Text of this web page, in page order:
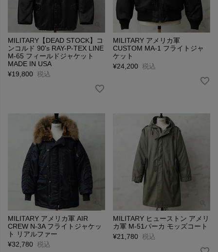
MILITARY【DEAD STOCK】コ
ンコルド 90's RAY-P-TEX LINE
M-65 フィールドジャケット
MADE IN USA
¥19,800 税込
MILITARY アメリカ軍
CUSTOM MA-1 フライトジャ
ケット
¥24,200 税込
MILITARY アメリカ軍 AIR
CREW N-3A フライトジャケッ
ト リアルファー
¥32,780 税込
MILITARY ヒューストン アメリ
カ軍 M-51パーカ モッズコート
¥21,780 税込